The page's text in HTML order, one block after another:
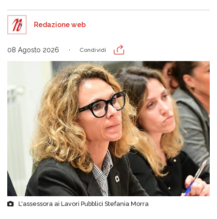
Redazione web
08 Agosto 2026 Condividi
L'assessora ai Lavori Pubblici Stefania Morra